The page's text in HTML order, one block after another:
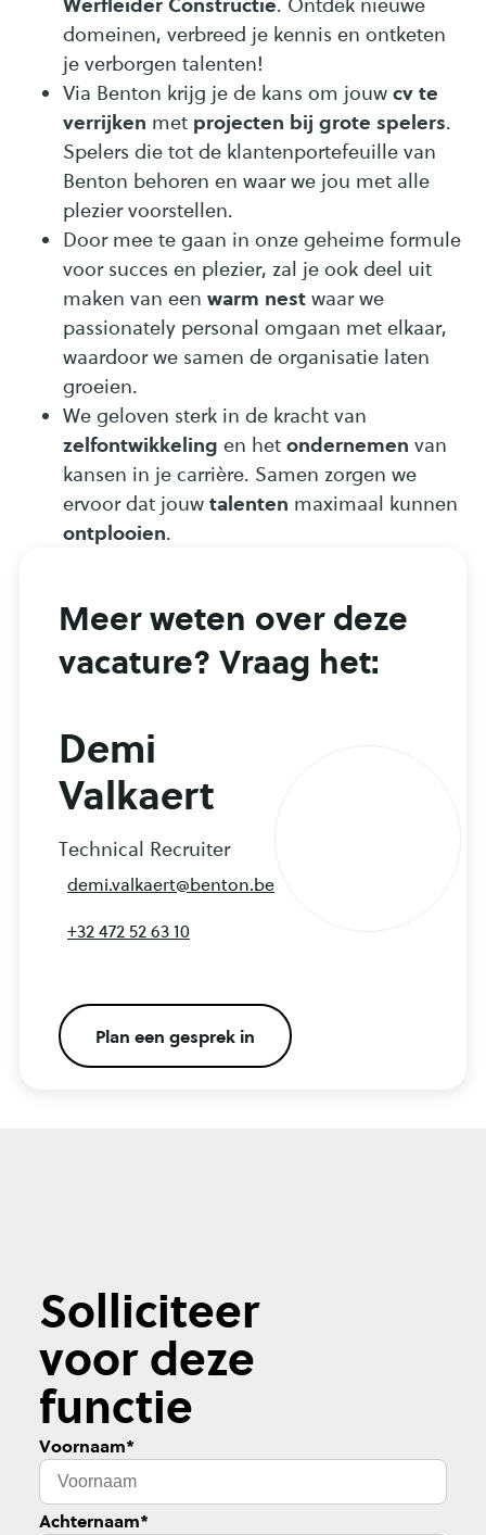
domeinen, verbreed je kennis en ontketen
je verborgen talenten!
Via Benton krijg je de kans om jouw cv te
verrijken met projecten bij grote spelers.
Spelers die tot de klantenportefeuille van
Benton behoren en waar we jou met alle
plezier voorstellen.
Door mee te gaan in onze geheime formule
voor succes en plezier, zal je ook deel uit
maken van een warm nest waar we
passionately personal omgaan met elkaar,
waardoor we samen de organisatie laten
groeien.
We geloven sterk in de kracht van
zelfontwikkeling en het ondernemen van
kansen in je carrière. Samen zorgen we
ervoor dat jouw talenten maximaal kunnen
ontplooien.
Meer weten over deze
vacature? Vraag het:
Demi
Valkaert
Technical Recruiter
demi.valkaert@benton.be
+32 472 52 63 10
Plan een gesprek in
Solliciteer
voor deze
functie
Voornaam*
Achternaam*